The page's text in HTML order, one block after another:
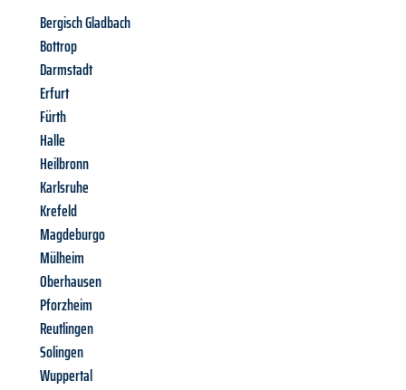
Bergisch Gladbach
Bottrop
Darmstadt
Erfurt
Fürth
Halle
Heilbronn
Karlsruhe
Krefeld
Magdeburgo
Mülheim
Oberhausen
Pforzheim
Reutlingen
Solingen
Wuppertal